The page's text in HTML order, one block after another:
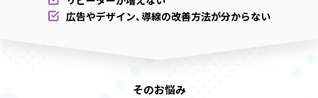
広告やデザイン、導線の改善方法が分からない
そのお悩み